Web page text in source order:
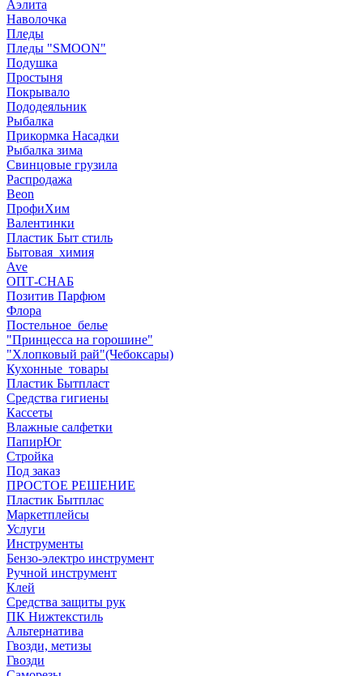
Аэлита
Наволочка
Пледы
Пледы "SMOON"
Подушка
Простыня
Покрывало
Пододеяльник
Рыбалка
Прикормка Насадки
Рыбалка зима
Свинцовые грузила
Распродажа
Beon
ПрофиХим
Валентинки
Пластик Быт стиль
Бытовая_химия
Ave
ОПТ-СНАБ
Позитив Парфюм
Флора
Постельное_белье
"Принцесса на горошине"
"Хлопковый рай"(Чебоксары)
Кухонные_товары
Пластик Бытпласт
Средства гигиены
Кассеты
Влажные салфетки
ПапирЮг
Стройка
Под заказ
ПРОСТОЕ РЕШЕНИЕ
Пластик Бытплас
Маркетплейсы
Услуги
Инструменты
Бензо-электро инструмент
Ручной инструмент
Клей
Средства защиты рук
ПК Нижтекстиль
Альтернатива
Гвозди, метизы
Гвозди